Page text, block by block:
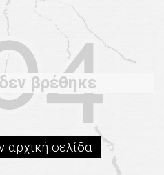
βρέθηκε
αρχική σελίδα